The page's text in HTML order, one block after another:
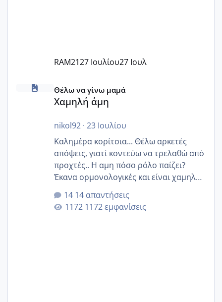
RAM2127 Ιουλίου27 Ιουλ
Χαμηλή άμη
Θέλω να γίνω μαμά
Χαμηλή άμη
nikol92· 23 Ιουλίου
Καλημέρα κορίτσια... Θέλω αρκετές
απόψεις, γιατί κοντεύω να τρελαθώ από
προχτές.. Η αμη πόσο ρόλο παίζει?
Έκανα ορμονολογικές και είναι χαμηλή
για την ηλικία μου.. Είχα ήδη μια
εγκυμοσύνη, που έπρεπε να τερματιστεί
στην 27η εβδομάδα και προσπαθώ 7
14 απαντήσεις
1172 εμφανίσεις